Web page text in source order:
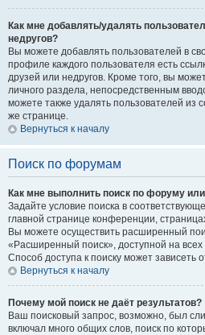
Как мне добавлять/удалять
недругов?
Вы можете добавлять пользователей в
профиле каждого пользователя есть
друзей или недругов. Кроме того, вы
личного раздела, непосредственным
можете также удалять пользователей из
же странице.
Вернуться к началу
Поиск по форумам
Как мне выполнить поиск по форуму
Задайте условие поиска в
главной странице конференции,
Вы можете осуществить расширенный
«Расширенный поиск», доступной на
Способ доступа к поиску может зависеть
Вернуться к началу
Почему мой поиск не даёт результатов?
Ваш поисковый запрос, возможно, был
включал много общих слов, поиск по